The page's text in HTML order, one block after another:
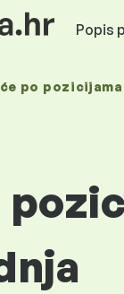
Popis
po pozicijama